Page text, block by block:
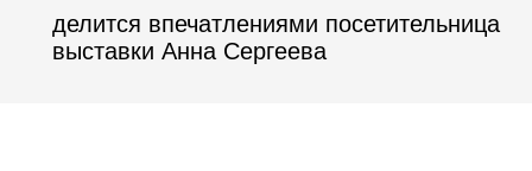
делится впечатлениями посетительница
выставки Анна Сергеева